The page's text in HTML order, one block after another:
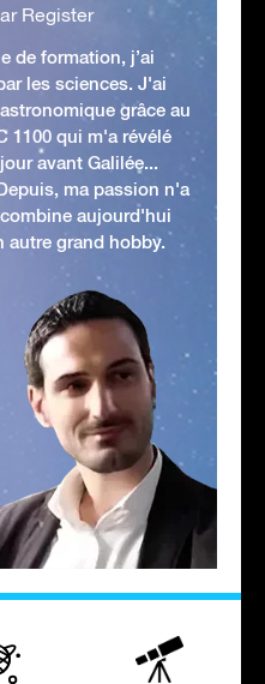
Register
de formation, j’ai
les sciences. J'ai
grâce au
1100 qui m'a révélé
avant Galilée...
ma passion n'a
aujourd'hui
autre grand hobby.